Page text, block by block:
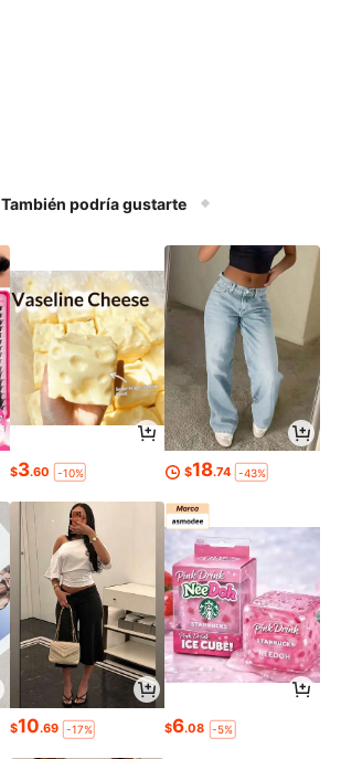
También podría gustarte
$3.60 -10% $18.74 -43%
$10.69 -17% $6.08 -5%